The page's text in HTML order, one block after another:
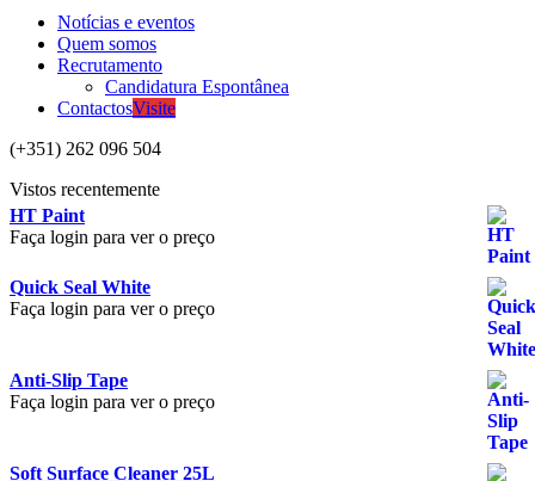
Notícias e eventos
Quem somos
Recrutamento
Candidatura Espontânea
ContactosVisite
(+351) 262 096 504
Vistos recentemente
HT Paint
Faça login para ver o preço
Quick Seal White
Faça login para ver o preço
Anti-Slip Tape
Faça login para ver o preço
Soft Surface Cleaner 25L